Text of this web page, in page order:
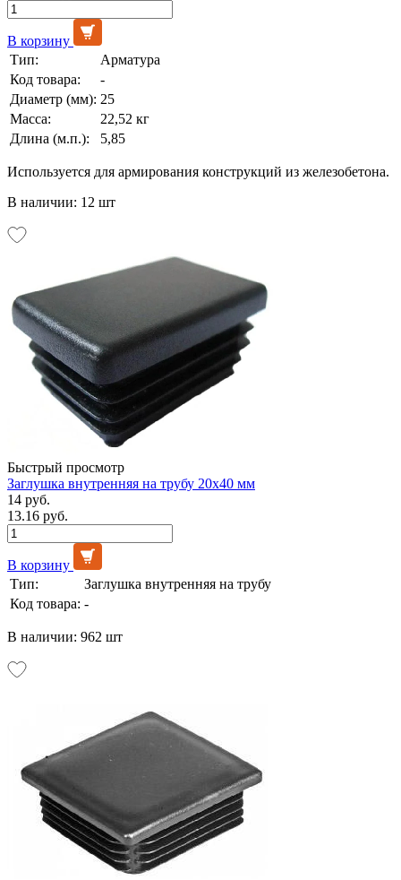
В корзину
Тип:
Арматура
Код товара:
-
Диаметр (мм): 25
Масса:
22,52 кг
Длина (м.п.):
5,85
Используется для армирования конструкций из железобетона.
В наличии: 12 шт
Быстрый просмотр
Заглушка внутренняя на трубу 20х40 мм
14 руб.
13.16 руб.
В корзину
Тип:
Заглушка внутренняя на трубу
Код товара: -
В наличии: 962 шт